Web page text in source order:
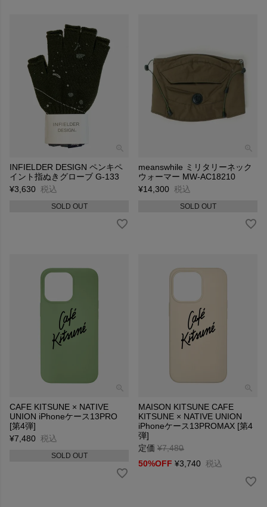
INFIELDER DESIGN ペンキペ
イント指ぬきグローブ G-133
¥3,630 税込
SOLD OUT
meanswhile ミリタリーネック
ウォーマー MW-AC18210
¥14,300 税込
SOLD OUT
CAFE KITSUNE × NATIVE
UNION iPhoneケース13PRO
[第4弾]
¥7,480 税込
SOLD OUT
MAISON KITSUNE CAFE
KITSUNE × NATIVE UNION
iPhoneケース13PROMAX [第4
弾]
定価 ¥7,480
→
50%OFF ¥3,740 税込